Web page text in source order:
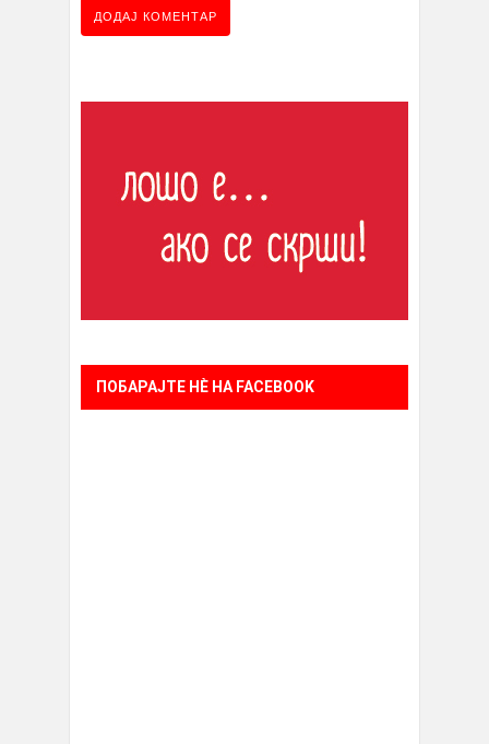
ПОБАРАЈТЕ НÈ НА FACEBOOK